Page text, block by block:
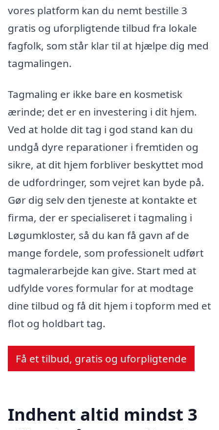
vores platform kan du nemt bestille 3
gratis og uforpligtende tilbud fra lokale
fagfolk, som står klar til at hjælpe dig med
tagmalingen.
Tagmaling er ikke bare en kosmetisk
ærinde; det er en investering i dit hjem.
Ved at holde dit tag i god stand kan du
undgå dyre reparationer i fremtiden og
sikre, at dit hjem forbliver beskyttet mod
de udfordringer, som vejret kan byde på.
Gør dig selv den tjeneste at kontakte et
firma, der er specialiseret i tagmaling i
Løgumkloster, så du kan få gavn af de
mange fordele, som professionelt udført
tagmalerarbejde kan give. Start med at
udfylde vores formular for at modtage
dine tilbud og få dit hjem i topform med et
flot og holdbart tag.
Få et tilbud, gratis og uforpligtende
Indhent altid mindst 3